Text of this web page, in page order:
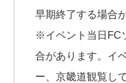
早期終了する場合
※イベント当日FC
合があります。イ
ー、京畿道観覧し